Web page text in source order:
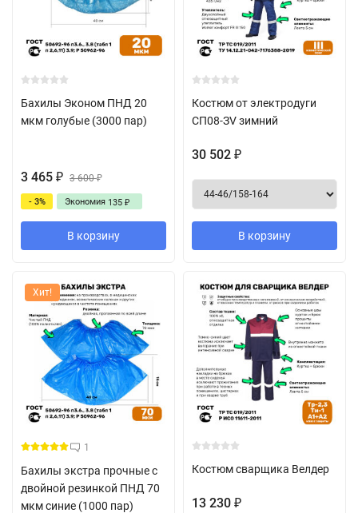
Бахилы Эконом ПНД 20
мкм голубые (3000 пар)
3 465 ₽ 3 600₽
- 3% Экономия 135 ₽
В корзину
Костюм от электродуги
СП08-ЗV зимний
30 502 ₽
В корзину
Хит!
1
Бахилы экстра прочные с
двойной резинкой ПНД 70
мкм синие (1000 пар)
Костюм сварщика Велдер
13 230 ₽